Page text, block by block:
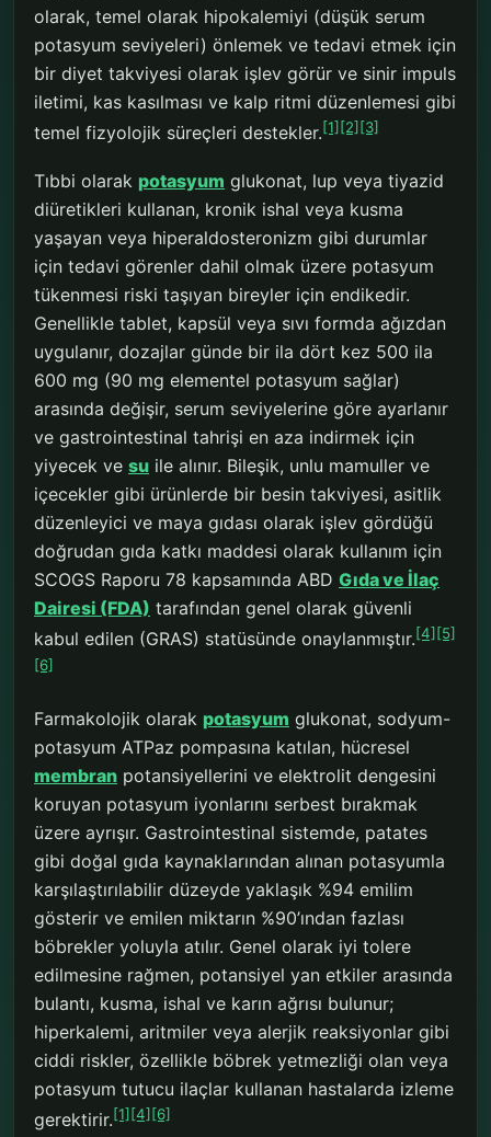
olarak, temel olarak hipokalemiyi (düşük serum
potasyum seviyeleri) önlemek ve tedavi etmek için
bir diyet takviyesi olarak işlev görür ve sinir impuls
iletimi, kas kasılması ve kalp ritmi düzenlemesi gibi
temel fizyolojik süreçleri destekler.[1] [2] [3]
Tıbbi olarak potasyum glukonat, lup veya tiyazid
diüretikleri kullanan, kronik ishal veya kusma
yaşayan veya hiperaldosteronizm gibi durumlar
için tedavi görenler dahil olmak üzere potasyum
tükenmesi riski taşıyan bireyler için endikedir.
Genellikle tablet, kapsül veya sıvı formda ağızdan
uygulanır, dozajlar günde bir ila dört kez 500 ila
600 mg (90 mg elementel potasyum sağlar)
arasında değişir, serum seviyelerine göre ayarlanır
ve gastrointestinal tahrişi en aza indirmek için
yiyecek ve su ile alınır. Bileşik, unlu mamuller ve
içecekler gibi ürünlerde bir besin takviyesi, asitlik
düzenleyici ve maya gıdası olarak işlev gördüğü
doğrudan gıda katkı maddesi olarak kullanım için
SCOGS Raporu 78 kapsamında ABD Gıda ve İlaç
Dairesi (FDA) tarafından genel olarak güvenli
kabul edilen (GRAS) statüsünde onaylanmıştır.[4] [5]
[6]
Farmakolojik olarak potasyum glukonat, sodyum-
potasyum ATPaz pompasına katılan, hücresel
membran potansiyellerini ve elektrolit dengesini
koruyan potasyum iyonlarını serbest bırakmak
üzere ayrışır. Gastrointestinal sistemde, patates
gibi doğal gıda kaynaklarından alınan potasyumla
karşılaştırılabilir düzeyde yaklaşık %94 emilim
gösterir ve emilen miktarın %90’ından fazlası
böbrekler yoluyla atılır. Genel olarak iyi tolere
edilmesine rağmen, potansiyel yan etkiler arasında
bulantı, kusma, ishal ve karın ağrısı bulunur;
hiperkalemi, aritmiler veya alerjik reaksiyonlar gibi
ciddi riskler, özellikle böbrek yetmezliği olan veya
potasyum tutucu ilaçlar kullanan hastalarda izleme
gerektirir.[1] [4] [6]